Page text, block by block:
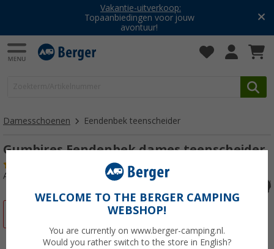
Vakantie-uitverkoop:
Topaanbiedingen voor jouw
avontuur!
Damesschoenen Eendenbek teenscheider
Gumbires Eendenbek dames teenscheider
Artikelnr: 50657136
WELCOME TO THE BERGER CAMPING
WEBSHOP!
You are currently on www.berger-camping.nl.
Would you rather switch to the store in English?